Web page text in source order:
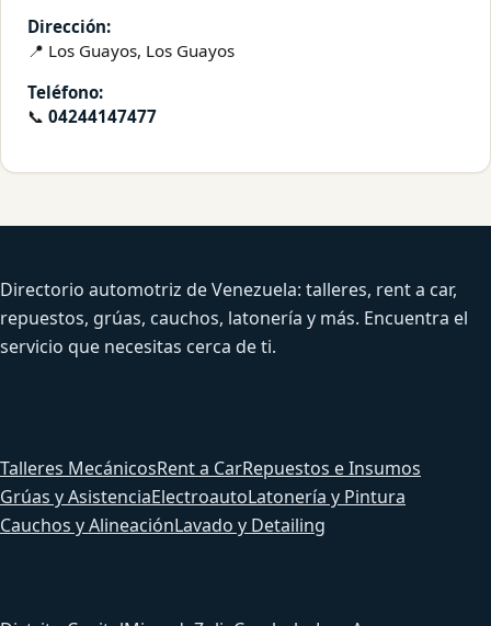
Dirección:
📍 Los Guayos, Los Guayos
Teléfono:
📞 04244147477
Directorio automotriz de Venezuela: talleres, rent a car,
repuestos, grúas, cauchos, latonería y más. Encuentra el
servicio que necesitas cerca de ti.
Talleres MecánicosRent a CarRepuestos e Insumos
Grúas y AsistenciaElectroautoLatonería y Pintura
Cauchos y AlineaciónLavado y Detailing